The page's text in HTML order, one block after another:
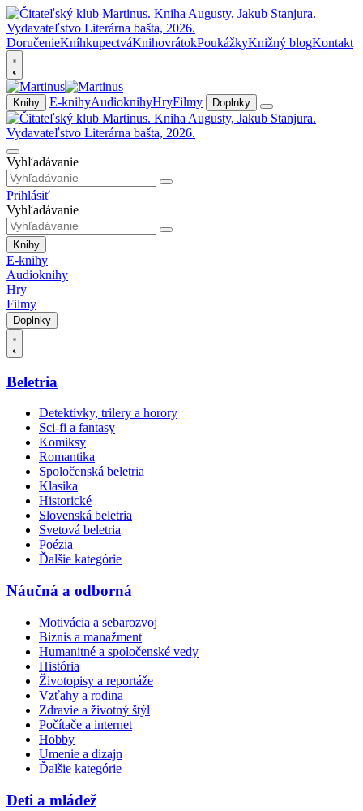
DoručenieKníhkupectváKnihovrátokPoukážkyKnižný blogKontakt
Knihy E-knihyAudioknihyHryFilmy Doplnky
Vyhľadávanie
Prihlásiť
Vyhľadávanie
Knihy
E-knihy
Audioknihy
Hry
Filmy
Doplnky
Beletria
Detektívky, trilery a horory
Sci-fi a fantasy
Komiksy
Romantika
Spoločenská beletria
Klasika
Historické
Slovenská beletria
Svetová beletria
Poézia
Ďalšie kategórie
Náučná a odborná
Motivácia a sebarozvoj
Biznis a manažment
Humanitné a spoločenské vedy
História
Životopisy a reportáže
Vzťahy a rodina
Zdravie a životný štýl
Počítače a internet
Hobby
Umenie a dizajn
Ďalšie kategórie
Deti a mládež